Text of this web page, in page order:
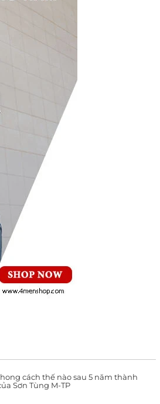
cách thế nào sau 5 năm thành
Sơn Tùng M-TP